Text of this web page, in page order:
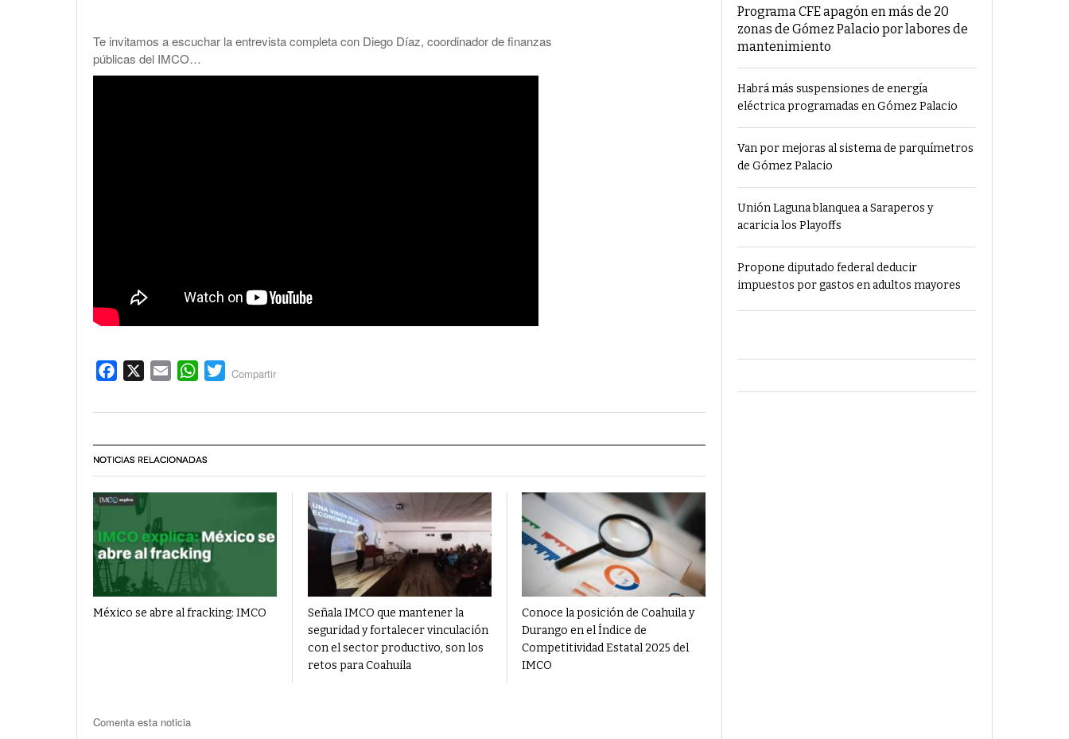
Te invitamos a escuchar la entrevista completa con Diego Díaz, coordinador de finanzas
públicas del IMCO…
Facebook Email WhatsApp
Twitter
Compartir
NOTICIAS RELACIONADAS
México se abre al fracking: IMCO
Señala IMCO que mantener la
seguridad y fortalecer vinculación
con el sector productivo, son los
retos para Coahuila
Conoce la posición de Coahuila y
Durango en el Índice de
Competitividad Estatal 2025 del
IMCO
Comenta esta noticia
Programa CFE apagón en más de 20
zonas de Gómez Palacio por labores de
mantenimiento
Habrá más suspensiones de energía
eléctrica programadas en Gómez Palacio
Van por mejoras al sistema de parquímetros
de Gómez Palacio
Unión Laguna blanquea a Saraperos y
acaricia los Playoffs
Propone diputado federal deducir
impuestos por gastos en adultos mayores